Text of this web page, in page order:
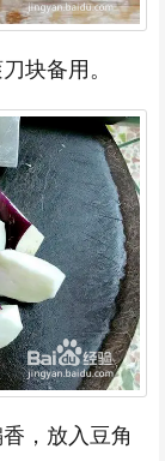
块备用。
，放入豆角